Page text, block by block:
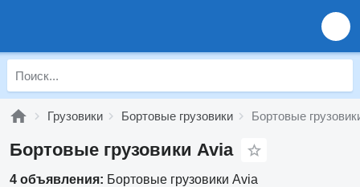
Грузовики Бортовые грузовики Бортовые
Бортовые грузовики Avia
4 объявления: Бортовые грузовики Avia